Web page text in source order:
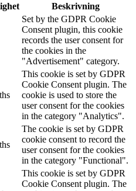
Beskrivning
Set by the GDPR Cookie
Consent plugin, this cookie
records the user consent for
the cookies in the
"Advertisement" category.
This cookie is set by GDPR
Cookie Consent plugin. The
cookie is used to store the
user consent for the cookies
in the category "Analytics".
The cookie is set by GDPR
cookie consent to record the
user consent for the cookies
in the category "Functional".
This cookie is set by GDPR
Cookie Consent plugin. The